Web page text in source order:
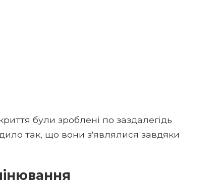
були зроблені по заздалегідь
так, що вони з'являлися завдяки